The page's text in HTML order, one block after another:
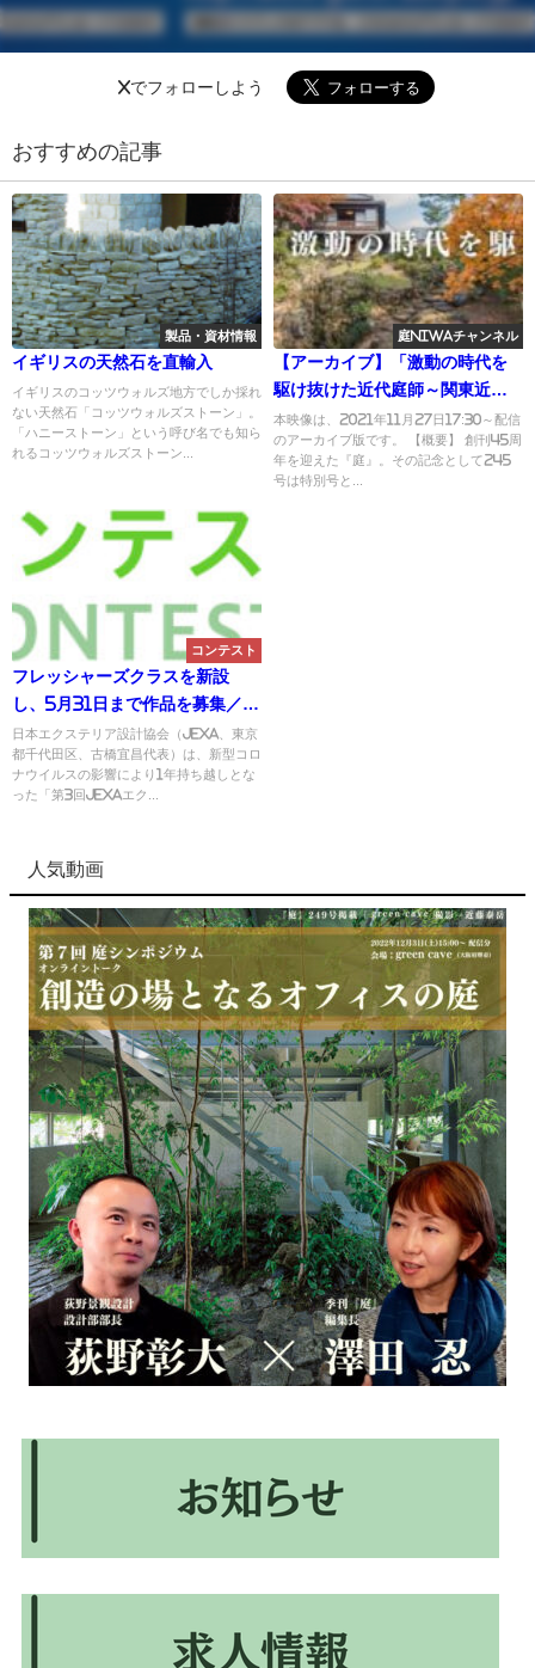
Xでフォローしよう
おすすめの記事
製品・資材情報
イギリスの天然石を直輸入
イギリスのコッツウォルズ地方でしか採れ
ない天然石「コッツウォルズストーン」。
「ハニーストーン」という呼び名でも知ら
れるコッツウォルズストーン...
庭NIWAチャンネル
【アーカイブ】「激動の時代を
駆け抜けた近代庭師～関東近郊
を中心に～」粟野隆・澤田忍｜
『庭』創刊45周年特別号発刊記
念トークセッション
本映像は、2021年11月27日17:30～配信
のアーカイブ版です。 【概要】 創刊45周
年を迎えた『庭』。その記念として245
号は特別号と...
コンテスト
フレッシャーズクラスを新設
し、5月31日まで作品を募集／第
3回 JEXAエクステリアデザイン
コンペティション
日本エクステリア設計協会（JEXA、東京
都千代田区、古橋宜昌代表）は、新型コロ
ナウイルスの影響により1年持ち越しとな
った「第3回JEXAエク...
人気動画